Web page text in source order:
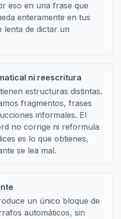
eso en una frase que
enteramente en tus
lenta de dictar un
ni reescritura
estructuras distintas.
fragmentos, frases
informales. El
no corrige ni reformula
es lo que obtienes,
se lea mal.
un único bloque de
automáticos, sin